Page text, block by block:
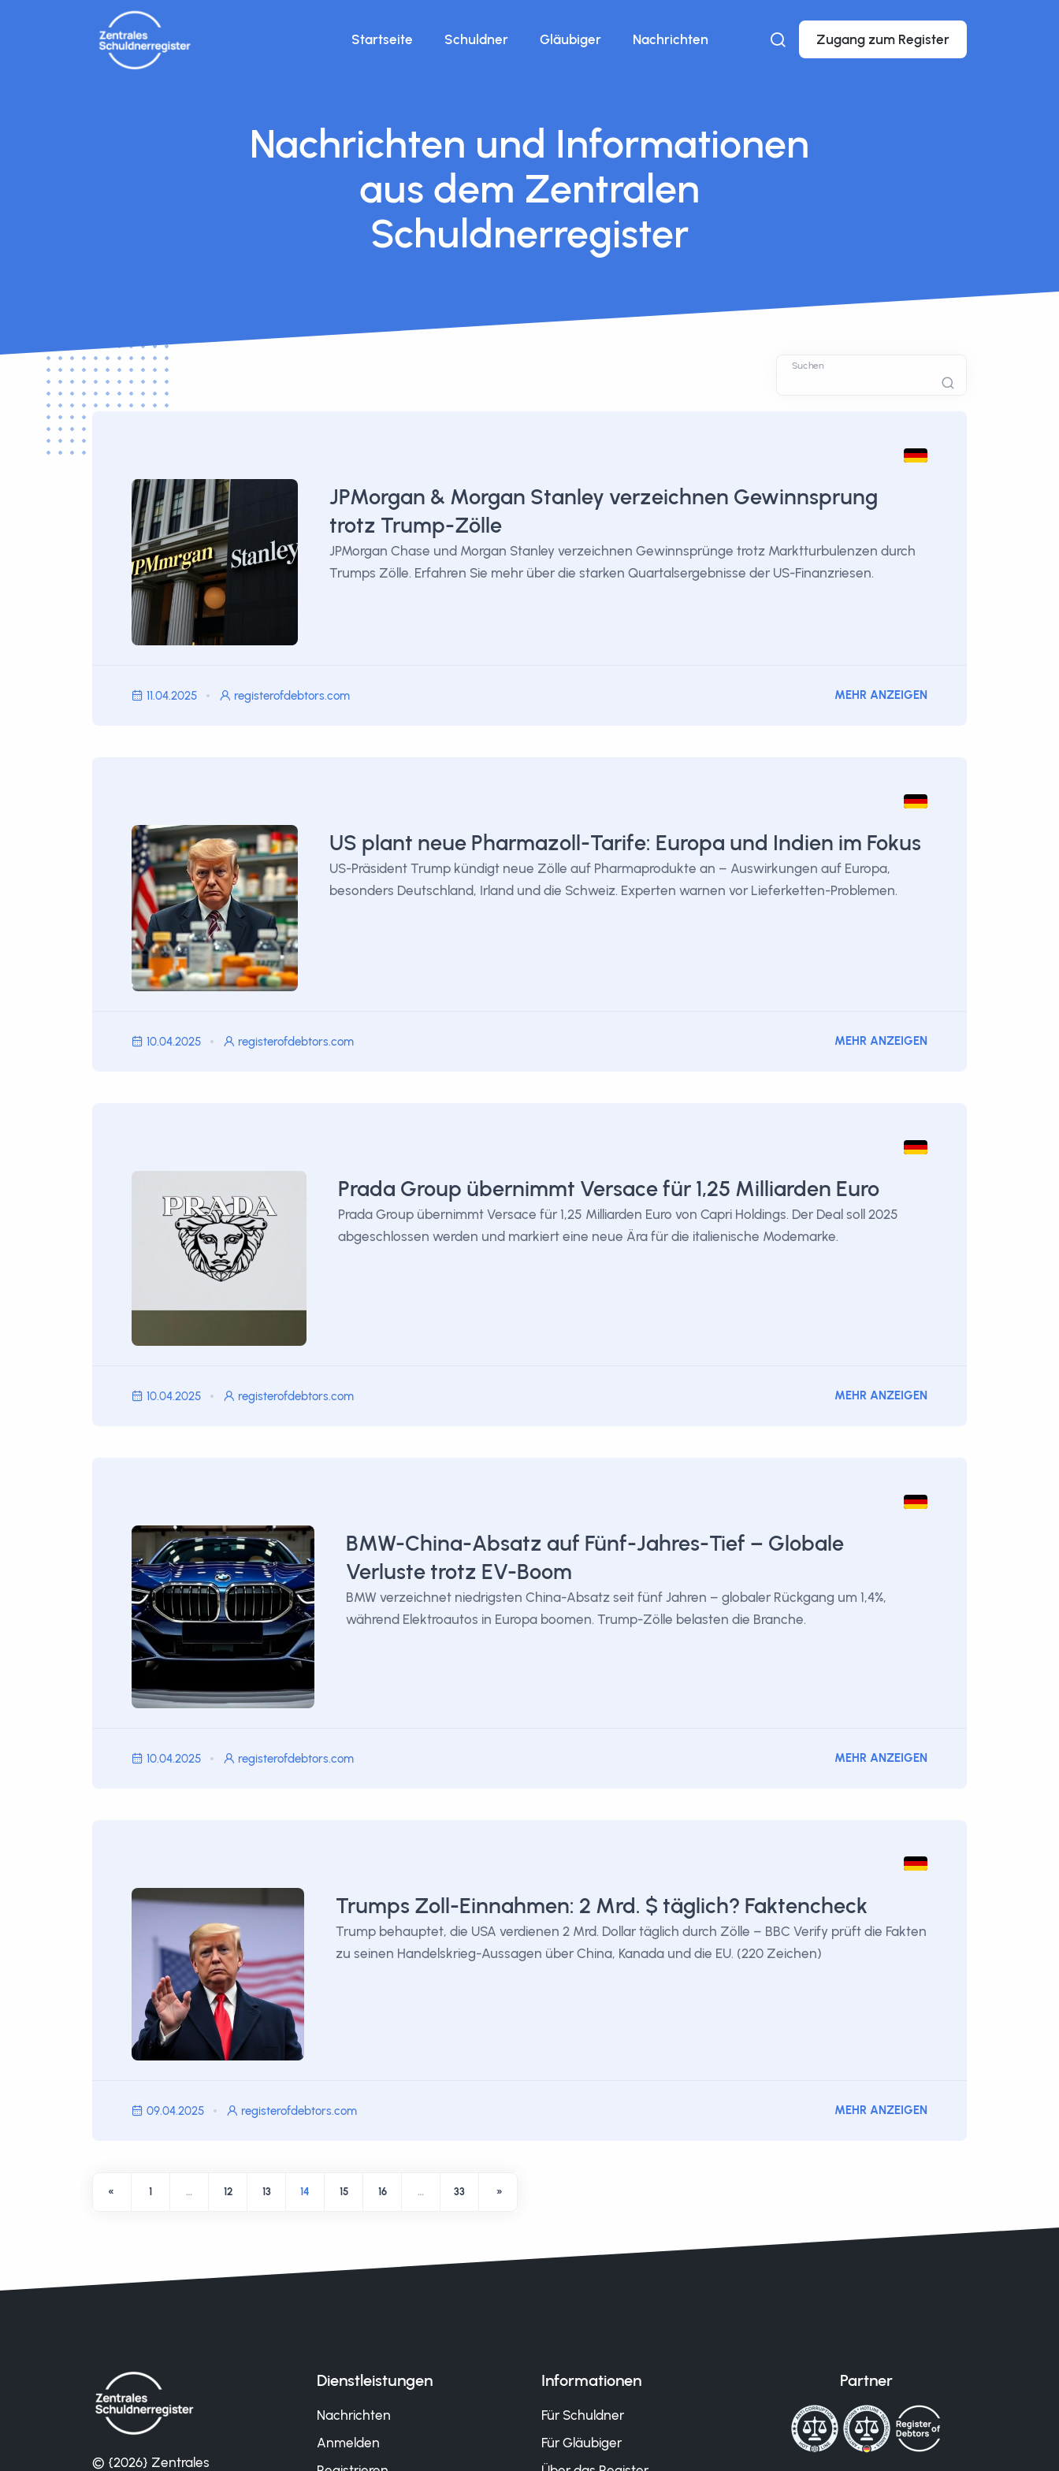
Startseite Schuldner Gläubiger Nachrichten Zugang zum Register
Nachrichten und Informationen
aus dem Zentralen
Schuldnerregister
Suchen
JPMorgan & Morgan Stanley verzeichnen Gewinnsprung
trotz Trump-Zölle
JPMorgan Chase und Morgan Stanley verzeichnen Gewinnsprünge trotz Marktturbulenzen durch
Trumps Zölle. Erfahren Sie mehr über die starken Quartalsergebnisse der US-Finanzriesen.
11.04.2025 registerofdebtors.com MEHR ANZEIGEN
US plant neue Pharmazoll-Tarife: Europa und Indien im Fokus
US-Präsident Trump kündigt neue Zölle auf Pharmaprodukte an – Auswirkungen auf Europa,
besonders Deutschland, Irland und die Schweiz. Experten warnen vor Lieferketten-Problemen.
10.04.2025 registerofdebtors.com MEHR ANZEIGEN
Prada Group übernimmt Versace für 1,25 Milliarden Euro
Prada Group übernimmt Versace für 1,25 Milliarden Euro von Capri Holdings. Der Deal soll 2025
abgeschlossen werden und markiert eine neue Ära für die italienische Modemarke.
10.04.2025 registerofdebtors.com MEHR ANZEIGEN
BMW-China-Absatz auf Fünf-Jahres-Tief – Globale
Verluste trotz EV-Boom
BMW verzeichnet niedrigsten China-Absatz seit fünf Jahren – globaler Rückgang um 1,4%,
während Elektroautos in Europa boomen. Trump-Zölle belasten die Branche.
10.04.2025 registerofdebtors.com MEHR ANZEIGEN
Trumps Zoll-Einnahmen: 2 Mrd. $ täglich? Faktencheck
Trump behauptet, die USA verdienen 2 Mrd. Dollar täglich durch Zölle – BBC Verify prüft die Fakten
zu seinen Handelskrieg-Aussagen über China, Kanada und die EU. (220 Zeichen)
09.04.2025 registerofdebtors.com MEHR ANZEIGEN
« 1 … 12 13 14 15 16 … 33 »
© {2026} Zentrales
Dienstleistungen
Nachrichten
Anmelden
Informationen
Für Schuldner
Für Gläubiger
Partner